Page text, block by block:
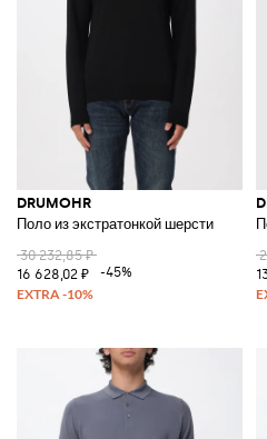
DRUMOHR
Поло из экстратонкой шерсти
30 232,85 ₽
16 628,02 ₽
-45%